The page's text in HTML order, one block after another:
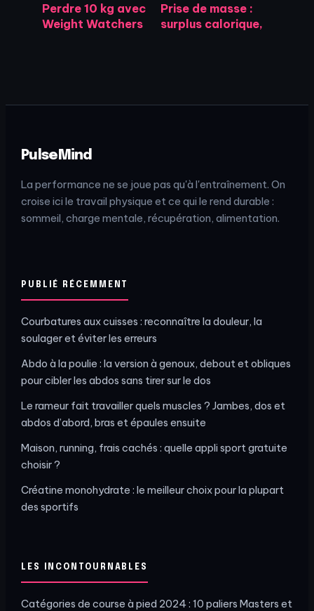
Perdre 10 kg avec
Weight Watchers
Prise de masse :
surplus calorique,
PulseMind
La performance ne se joue pas qu'à l'entraînement. On
croise ici le travail physique et ce qui le rend durable :
sommeil, charge mentale, récupération, alimentation.
PUBLIÉ RÉCEMMENT
Courbatures aux cuisses : reconnaître la douleur, la
soulager et éviter les erreurs
Abdo à la poulie : la version à genoux, debout et obliques
pour cibler les abdos sans tirer sur le dos
Le rameur fait travailler quels muscles ? Jambes, dos et
abdos d’abord, bras et épaules ensuite
Maison, running, frais cachés : quelle appli sport gratuite
choisir ?
Créatine monohydrate : le meilleur choix pour la plupart
des sportifs
LES INCONTOURNABLES
Catégories de course à pied 2024 : 10 paliers Masters et